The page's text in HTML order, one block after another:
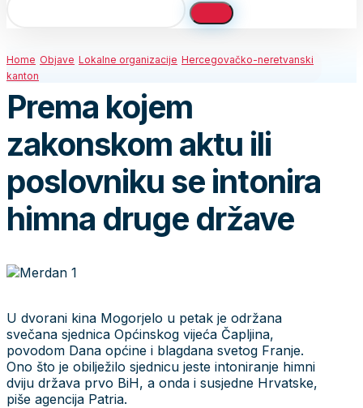
Home Objave Lokalne organizacije Hercegovačko-neretvanski
kanton
Prema kojem
zakonskom aktu ili
poslovniku se intonira
himna druge države
U dvorani kina Mogorjelo u petak je održana
svečana sjednica Općinskog vijeća Čapljina,
povodom Dana općine i blagdana svetog Franje.
Ono što je obilježilo sjednicu jeste intoniranje himni
dviju država prvo BiH, a onda i susjedne Hrvatske,
piše agencija Patria.